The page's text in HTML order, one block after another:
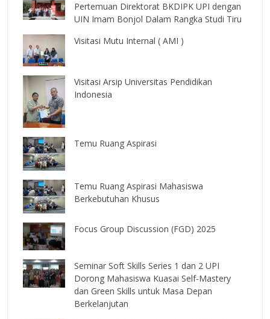
Pertemuan Direktorat BKDIPK UPI dengan
UIN Imam Bonjol Dalam Rangka Studi Tiru
Visitasi Mutu Internal ( AMI )
Visitasi Arsip Universitas Pendidikan
Indonesia
Temu Ruang Aspirasi
Temu Ruang Aspirasi Mahasiswa
Berkebutuhan Khusus
Focus Group Discussion (FGD) 2025
Seminar Soft Skills Series 1 dan 2 UPI
Dorong Mahasiswa Kuasai Self-Mastery
dan Green Skills untuk Masa Depan
Berkelanjutan